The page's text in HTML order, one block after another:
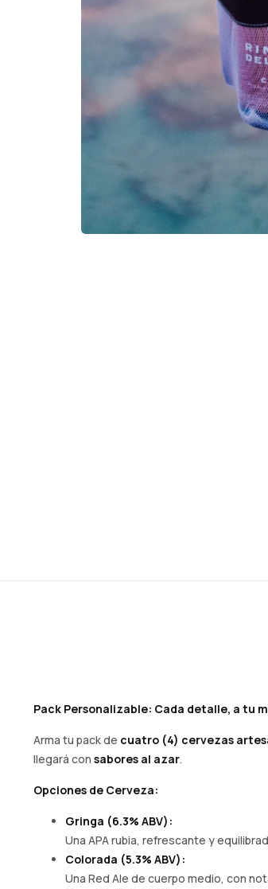
Pack Personalizable: Cada detalle, a tu
Arma tu pack de cuatro (4) cervezas
llegará con sabores al azar.
Opciones de Cerveza:
Gringa (6.3% ABV):
Una APA rubia, refrescante y
Colorada (5.3% ABV):
Una Red Ale de cuerpo medio, con